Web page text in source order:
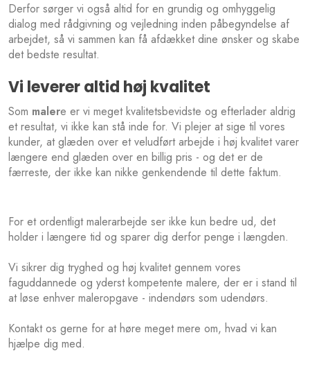
Derfor sørger vi også altid for en grundig og omhyggelig
dialog med rådgivning og vejledning inden påbegyndelse af
arbejdet, så vi sammen kan få afdækket dine ønsker og skabe
det bedste resultat.​​​
​Vi leverer altid høj kvalitet
Som malere er vi meget kvalitetsbevidste og efterlader aldrig
et resultat, vi ikke kan stå inde for. Vi plejer at sige til vores
kunder, at glæden over et veludført arbejde i høj kvalitet varer
længere end glæden over en billig pris - og det er de
færreste, der ikke kan nikke genkendende til dette faktum.
For et ordentligt malerarbejde ser ikke kun bedre ud, det
holder i længere tid og sparer dig derfor penge i længden.
Vi sikrer dig tryghed og høj kvalitet gennem vores
faguddannede og yderst kompetente malere, der er i stand til
at løse enhver maleropgave - indendørs som udendørs.​
Kontakt os gerne for at høre meget mere om, hvad vi kan
hjælpe dig med.